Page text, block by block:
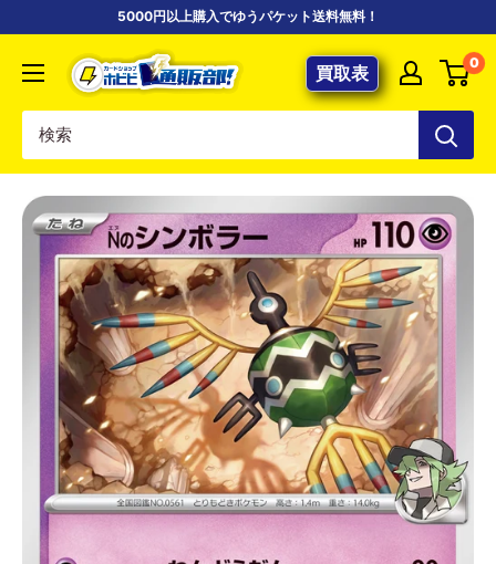
5000円以上購入でゆうパケット送料無料！
【ポ
ケ
専
門
カ
ー
ド
シ
ョ
ッ
プ
ホ
ビ
ビ
通
買取表 0